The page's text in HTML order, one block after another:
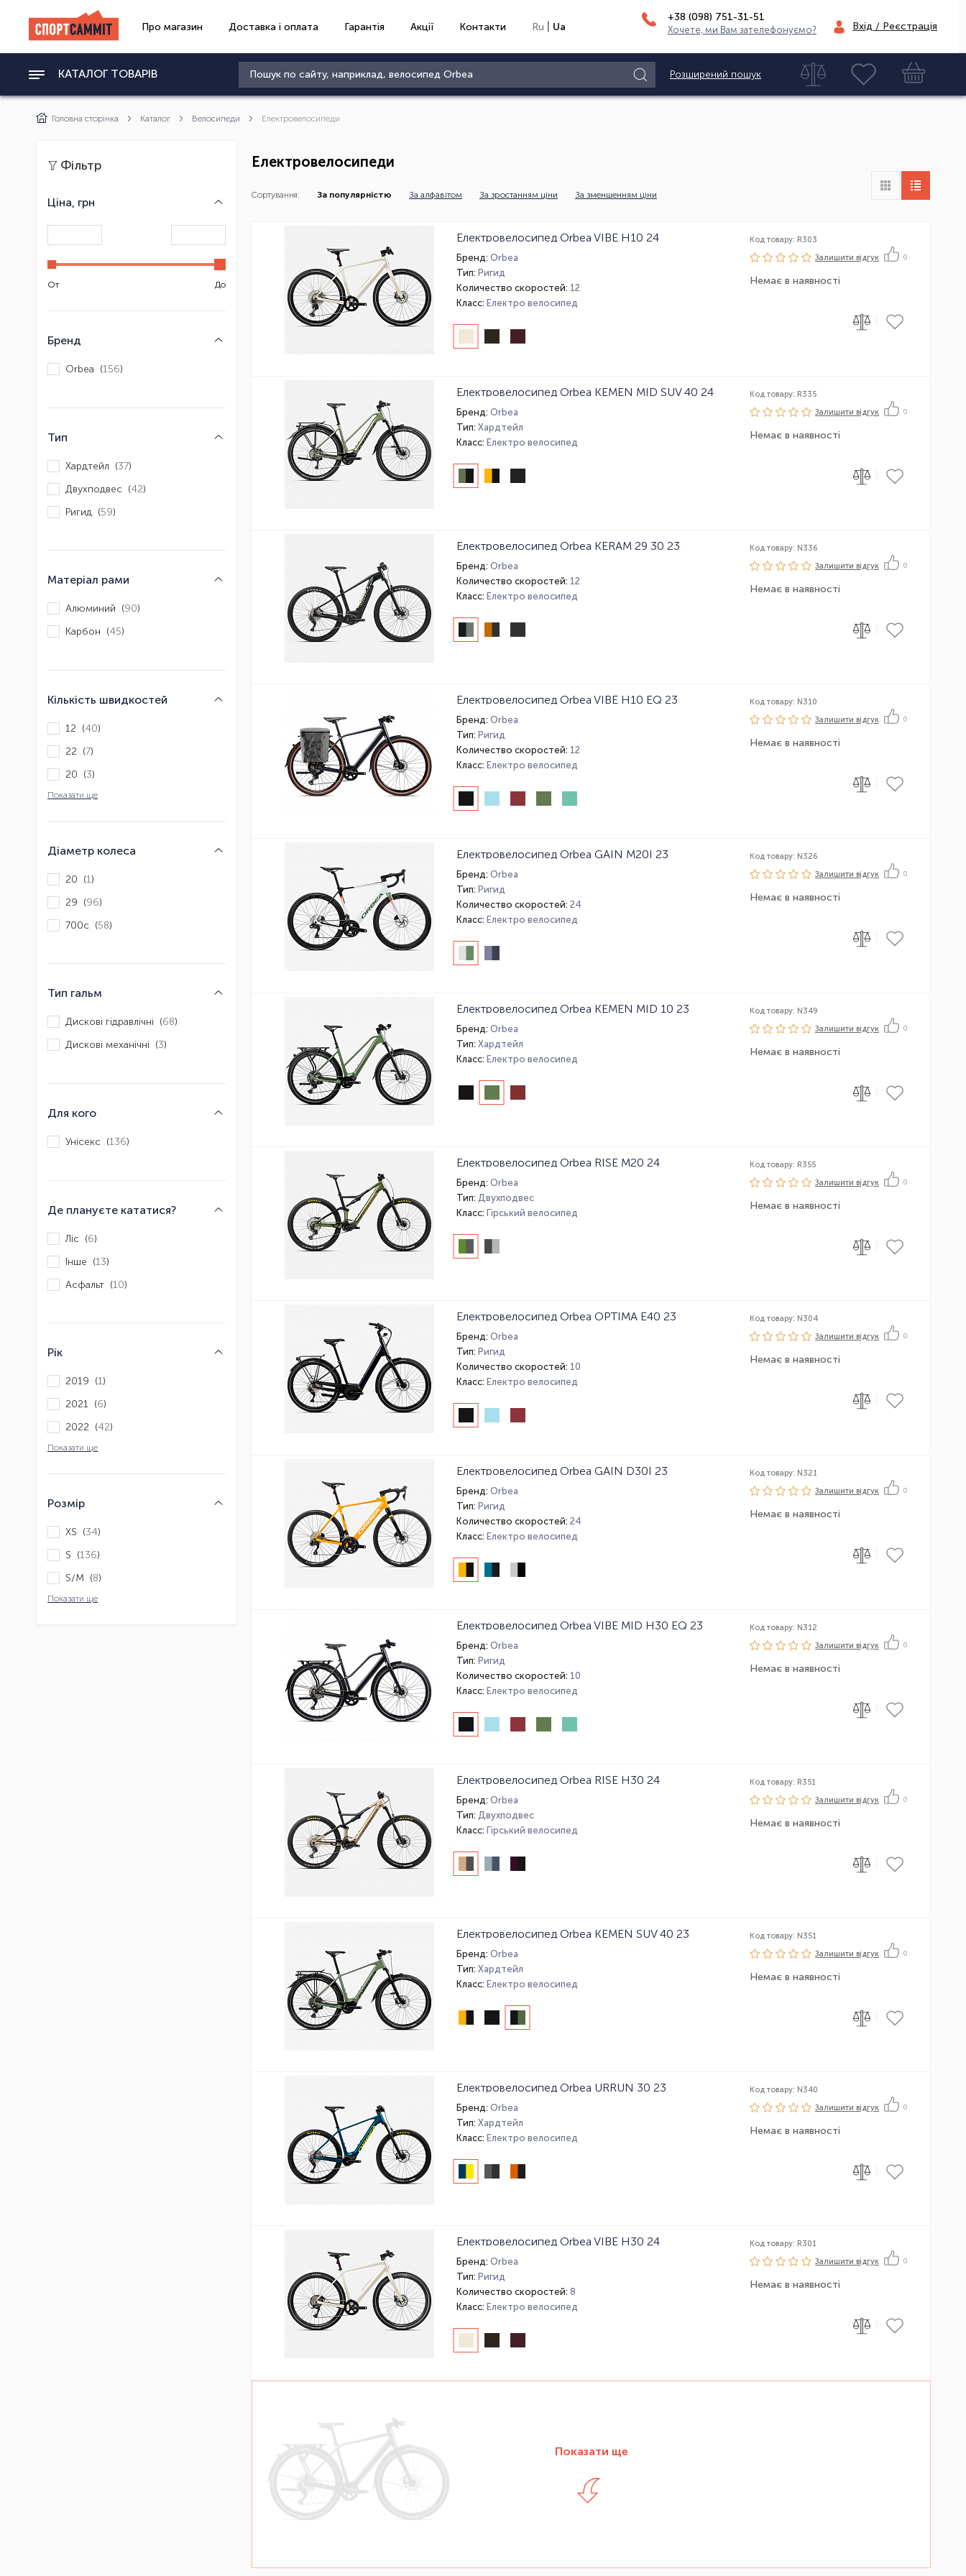
Про магазин Доставка і оплата Гарантія Акції Контакти Ru Ua
+38 (098) 751-31-51
Хочете, ми Вам зателефонуємо? Вхід / Реєстрація
КАТАЛОГ ТОВАРІВ Розширений пошук
Головна сторінка Каталог Велосипеди Електровелосипеди
Фільтр
Ціна, грн
От До
Бренд
Orbea (156)
Тип
Хардтейл (37)
Двухподвес (42)
Ригид (59)
Матеріал рами
Алюминий (90)
Карбон (45)
Кількість швидкостей
12 (40)
22 (7)
20 (3)
Показати ще
Діаметр колеса
20 (1)
29 (96)
700c (58)
Тип гальм
Дискові гідравлічні (68)
Дискові механічні (3)
Для кого
Унісекс (136)
Де плануєте кататися?
Ліс (6)
Інше (13)
Асфальт (10)
Рік
2019 (1)
2021 (6)
2022 (42)
Показати ще
Розмір
XS (34)
S (136)
S/M (8)
Показати ще
Електровелосипеди
Сортування: За популярністю За алфавітом За зростанням ціни За зменшенням ціни
Електровелосипед Orbea VIBE H10 24
Бренд: Orbea
Тип: Ригид
Количество скоростей: 12
Класс: Електро велосипед
Код товару: R303
Залишити вiдгук
0
Немає в наявності
Електровелосипед Orbea KEMEN MID SUV 40 24
Бренд: Orbea
Тип: Хардтейл
Класс: Електро велосипед
Код товару: R335
Залишити вiдгук
0
Немає в наявності
Електровелосипед Orbea KERAM 29 30 23
Бренд: Orbea
Количество скоростей: 12
Класс: Електро велосипед
Код товару: N336
Залишити вiдгук
0
Немає в наявності
Електровелосипед Orbea VIBE H10 EQ 23
Бренд: Orbea
Тип: Ригид
Количество скоростей: 12
Класс: Електро велосипед
Код товару: N310
Залишити вiдгук
0
Немає в наявності
Електровелосипед Orbea GAIN M20I 23
Бренд: Orbea
Тип: Ригид
Количество скоростей: 24
Класс: Електро велосипед
Код товару: N326
Залишити вiдгук
0
Немає в наявності
Електровелосипед Orbea KEMEN MID 10 23
Бренд: Orbea
Тип: Хардтейл
Класс: Електро велосипед
Код товару: N349
Залишити вiдгук
0
Немає в наявності
Електровелосипед Orbea RISE M20 24
Бренд: Orbea
Тип: Двухподвес
Класс: Гірський велосипед
Код товару: R355
Залишити вiдгук
0
Немає в наявності
Електровелосипед Orbea OPTIMA E40 23
Бренд: Orbea
Тип: Ригид
Количество скоростей: 10
Класс: Електро велосипед
Код товару: N304
Залишити вiдгук
0
Немає в наявності
Електровелосипед Orbea GAIN D30I 23
Бренд: Orbea
Тип: Ригид
Количество скоростей: 24
Класс: Електро велосипед
Код товару: N321
Залишити вiдгук
0
Немає в наявності
Електровелосипед Orbea VIBE MID H30 EQ 23
Бренд: Orbea
Тип: Ригид
Количество скоростей: 10
Класс: Електро велосипед
Код товару: N312
Залишити вiдгук
0
Немає в наявності
Електровелосипед Orbea RISE H30 24
Бренд: Orbea
Тип: Двухподвес
Класс: Гірський велосипед
Код товару: R351
Залишити вiдгук
0
Немає в наявності
Електровелосипед Orbea KEMEN SUV 40 23
Бренд: Orbea
Тип: Хардтейл
Класс: Електро велосипед
Код товару: N351
Залишити вiдгук
0
Немає в наявності
Електровелосипед Orbea URRUN 30 23
Бренд: Orbea
Тип: Хардтейл
Класс: Електро велосипед
Код товару: N340
Залишити вiдгук
0
Немає в наявності
Електровелосипед Orbea VIBE H30 24
Бренд: Orbea
Тип: Ригид
Количество скоростей: 8
Класс: Електро велосипед
Код товару: R301
Залишити вiдгук
0
Немає в наявності
Показати ще